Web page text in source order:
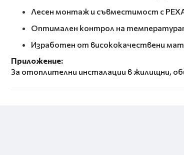
Лесен монтаж и съвместимост с
Оптимален контрол на
Изработен от висококачествени
Приложение:
За отоплителни инсталации в жилищни,